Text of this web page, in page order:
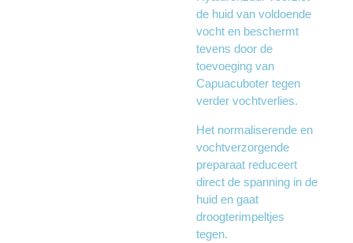
de huid van voldoende
vocht en beschermt
tevens door de
toevoeging van
Capuacuboter tegen
verder vochtverlies.
Het normaliserende en
vochtverzorgende
preparaat reduceert
direct de spanning in de
huid en gaat
droogterimpeltjes
tegen.